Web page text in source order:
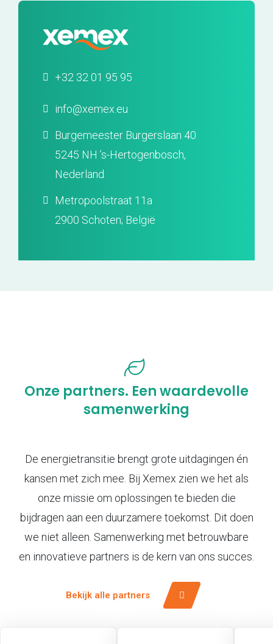
+32 32 01 95 95
info@xemex.eu
Burgemeester Burgerslaan 40
5245 NH ’s-Hertogenbosch,
Nederland
Metropoolstraat 11a
2900 Schoten; België
Onze partners. Een waardevolle
samenwerking
De energietransitie brengt grote uitdagingen én
kansen met zich mee. Bij Xemex zien we het als
onze missie om oplossingen te bieden die
bijdragen aan een duurzamere toekomst. Dit doen
we niet alleen. Samenwerking met betrouwbare
en innovatieve partners is de kern van ons succes.
Bekijk alle partners